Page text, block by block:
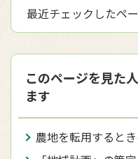
最近チェックしたペ
このページを見た
ます
農地を転用すると